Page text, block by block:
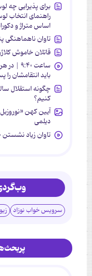
برای پذیرایی چه
راهنمای انتخاب
اساس متراژ و
تاوان ناهماهنگی
قاتلان خاموش
ساعت
باید انتقامشان
چگونه استقلال
کنیم؟
دیلمی
تاوان زیاد
سرویس خواب نوزاد